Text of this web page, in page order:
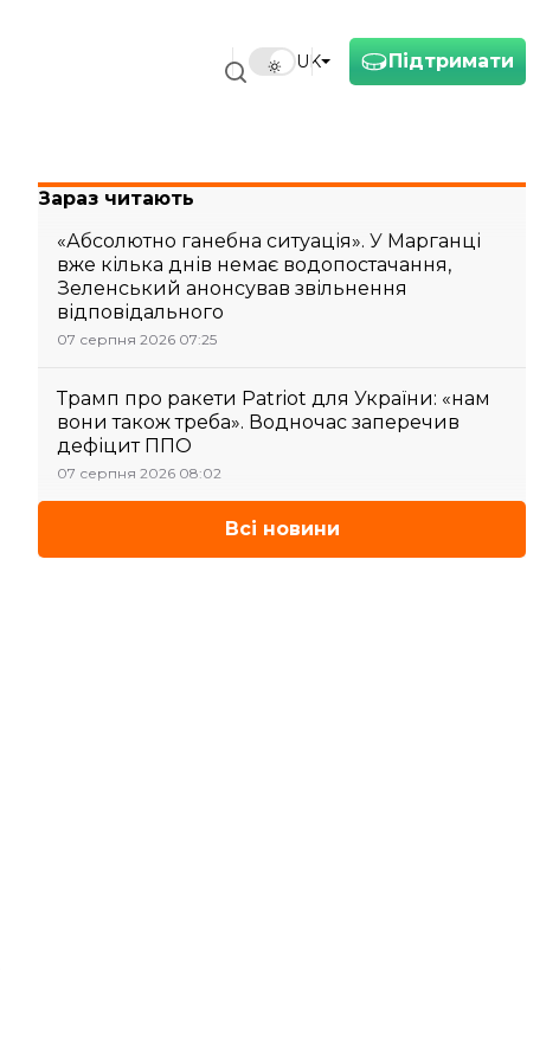
Підтримати
UK
Зараз читають
«Абсолютно ганебна ситуація». У Марганці
вже кілька днів немає водопостачання,
Зеленський анонсував звільнення
відповідального
07 серпня 2026 07:25
Трамп про ракети Patriot для України: «нам
вони також треба». Водночас заперечив
дефіцит ППО
07 серпня 2026 08:02
Всі новини